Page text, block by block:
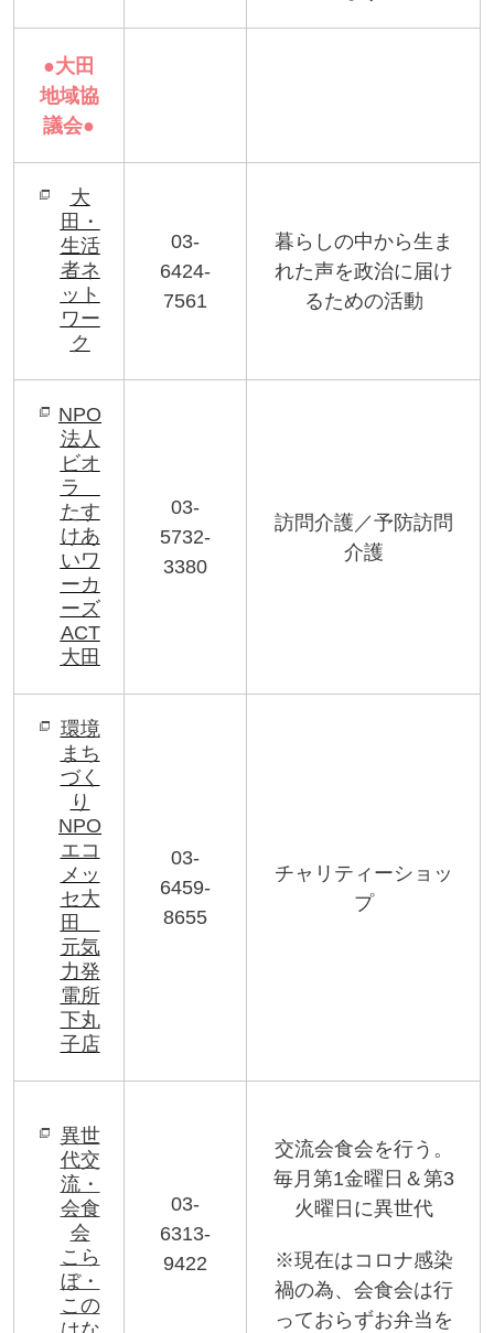
●大田
地域協
議会●
大
田・
生活
者ネ
ット
ワー
ク
03-
6424-
7561
暮らしの中から生ま
れた声を政治に届け
るための活動
NPO
法人
ビオ
ラ
たす
けあ
いワ
ーカ
ーズ
ACT
大田
03-
5732-
3380
訪問介護／予防訪問
介護
環境
まち
づく
り
NPO
エコ
メッ
セ大
田
元気
力発
電所
下丸
子店
03-
6459-
8655
チャリティーショッ
プ
異世
代交
流・
会食
会
こら
ぼ・
この
03-
6313-
9422
交流会食会を行う。
毎月第1金曜日＆第3
火曜日に異世代
※現在はコロナ感染
禍の為、会食会は行
っておらずお弁当を